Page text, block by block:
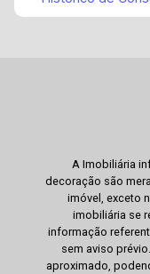
A Imobiliária
decoração são
imóvel, exceto
imobiliária se
informação
sem aviso
aproximado,